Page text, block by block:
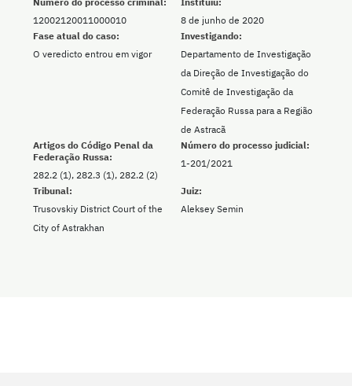
12002120011000010
8 de junho de 2020
Fase atual do caso:
O veredicto entrou em vigor
Investigando:
Departamento de Investigação
da Direção de Investigação do
Comitê de Investigação da
Federação Russa para a Região
de Astracã
Artigos do Código Penal da
Federação Russa:
282.2 (1), 282.3 (1), 282.2 (2)
Número do processo judicial:
1-201/2021
Tribunal:
Trusovskiy District Court of the
City of Astrakhan
Juiz:
Aleksey Semin